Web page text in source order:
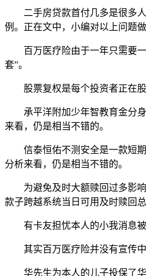
二手房贷款首付几多是很多人
例。正在文中，小编对以上问题
百万医疗险由于一年只需要一
套”。
股票复权是每个投资者正在股
承平洋附加少年智教育金分身
来看，仍是相当不错的。
信泰恒佑不测安全是一款短期
分析来看，仍是相当不错的。
为避免及时大额赎回过多影响
款子跨越系统当日可用及时赎回总
有卡友担忧本人的小我消息被
其实百万医疗险并没有宣传中
华先生为本人的儿子投保了华